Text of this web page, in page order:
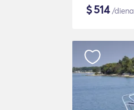
$514/diena